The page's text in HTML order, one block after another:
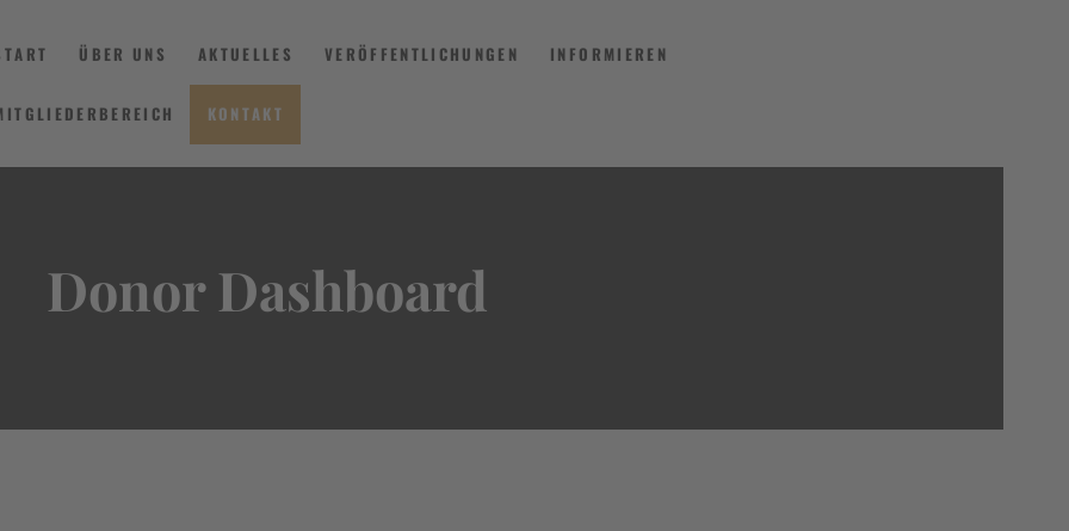
ÜBER UNS AKTUELLES VERÖFFENTLICHUNGEN INFORMIEREN
KONTAKT
Donor Dashboard
AKTUELLES
INFORMIEREN